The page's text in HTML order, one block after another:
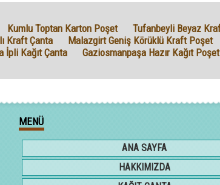
Kumlu Toptan Karton Poşet Tufanbeyli Beyaz
Kraft Çanta Malazgirt Geniş Körüklü Kraft Poşet
İpli Kağıt Çanta Gaziosmanpaşa Hazır Kağıt Poşet
MENÜ
ANA SAYFA
HAKKIMIZDA